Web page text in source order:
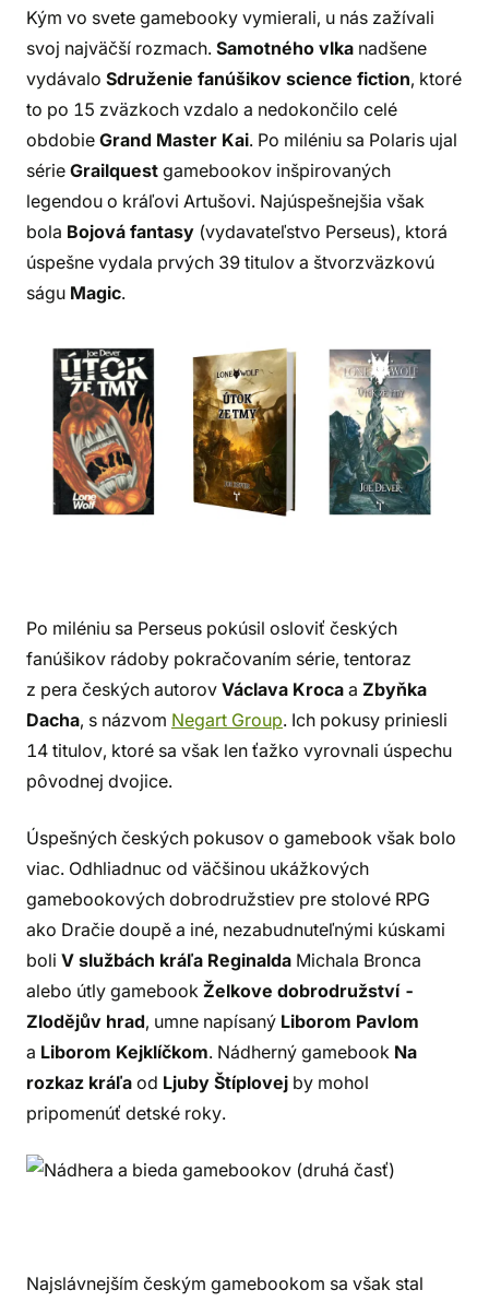
Kým vo svete gamebooky vymierali, u nás zažívali
svoj najväčší rozmach. Samotného vlka nadšene
vydávalo Sdruženie fanúšikov science fiction, ktoré
to po 15 zväzkoch vzdalo a nedokončilo celé
obdobie Grand Master Kai. Po miléniu sa Polaris ujal
série Grailquest gamebookov inšpirovaných
legendou o kráľovi Artušovi. Najúspešnejšia však
bola Bojová fantasy (vydavateľstvo Perseus), ktorá
úspešne vydala prvých 39 titulov a štvorzväzkovú
ságu Magic.
Po miléniu sa Perseus pokúsil osloviť českých
fanúšikov rádoby pokračovaním série, tentoraz
z pera českých autorov Václava Kroca a Zbyňka
Dacha, s názvom Negart Group. Ich pokusy priniesli
14 titulov, ktoré sa však len ťažko vyrovnali úspechu
pôvodnej dvojice.
Úspešných českých pokusov o gamebook však bolo
viac. Odhliadnuc od väčšinou ukážkových
gamebookových dobrodružstiev pre stolové RPG
ako Dračie doupě a iné, nezabudnuteľnými kúskami
boli V službách kráľa Reginalda Michala Bronca
alebo útly gamebook Želkove dobrodružství -
Zlodějův hrad, umne napísaný Liborom Pavlom
a Liborom Kejklíčkom. Nádherný gamebook Na
rozkaz kráľa od Ljuby Štíplovej by mohol
pripomenúť detské roky.
Najslávnejším českým gamebookom sa však stal